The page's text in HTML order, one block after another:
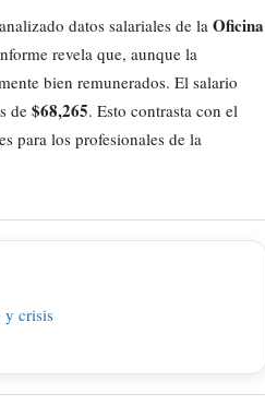
datos salariales de laOficina
revela que, aunque la
bien remunerados. El salario
de $68,265. Esto contrasta con el
para los profesionales de la